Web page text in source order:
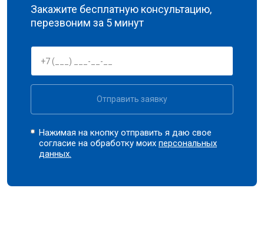
Закажите бесплатную консультацию,
перезвоним за 5 минут
Отправить заявку
Нажимая на кнопку отправить я даю свое
согласие на обработку моихперсональных
данных.